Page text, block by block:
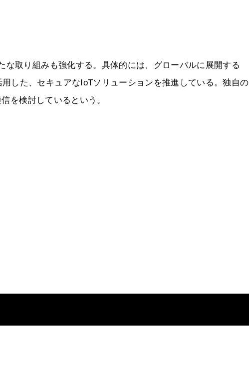
な取り組みも強化する。具体的には、グローバルに展開する
した、セキュアなIoTソリューションを推進している。独自の
を検討しているという。